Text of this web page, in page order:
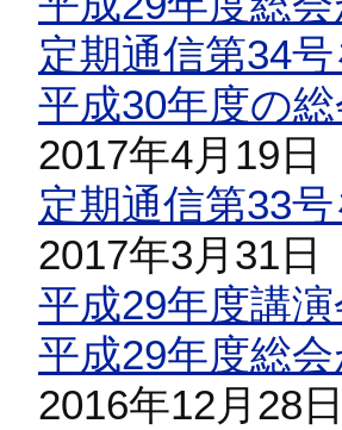
定期通信第34
平成30年度の
2017年4月19日
定期通信第33
2017年3月31日
平成29年度講
平成29年度総
2016年12月28日